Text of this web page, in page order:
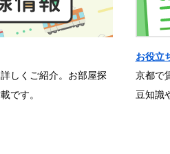
しくご紹介。お部屋探
です。
お役立
京都で
豆知識